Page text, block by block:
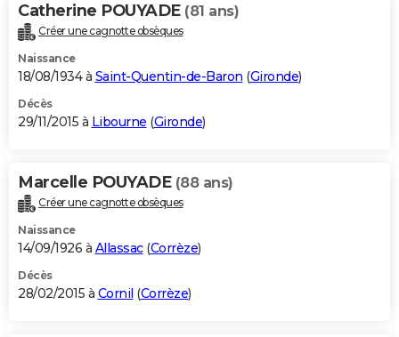
Catherine POUYADE (81 ans)
Créer une cagnotte obsèques
Naissance
18/08/1934 à Saint-Quentin-de-Baron (Gironde)
Décès
29/11/2015 à Libourne (Gironde)
Marcelle POUYADE (88 ans)
Créer une cagnotte obsèques
Naissance
14/09/1926 à Allassac(Corrèze)
Décès
28/02/2015 à Cornil (Corrèze)